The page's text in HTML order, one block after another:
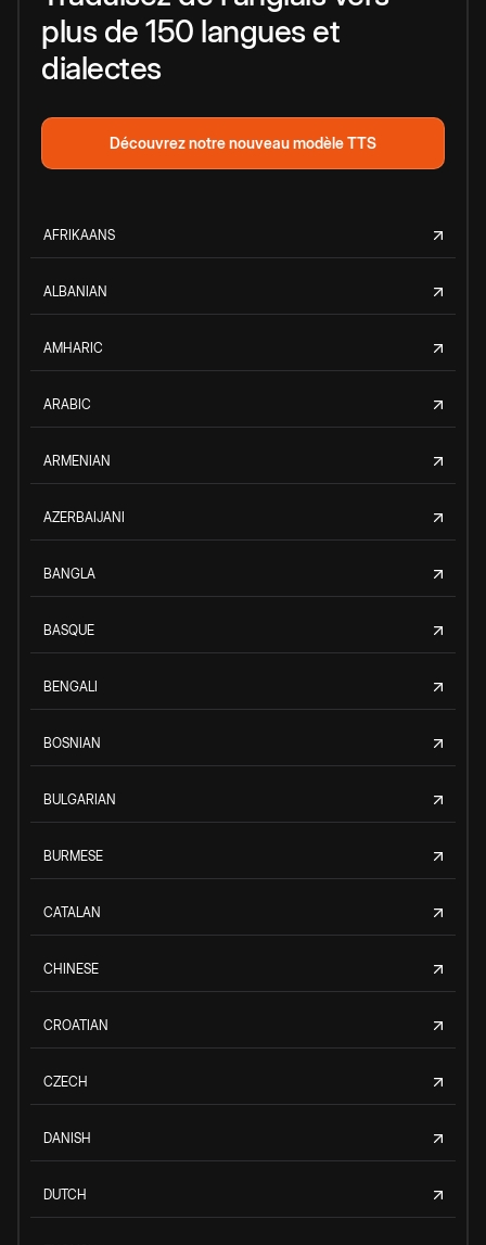
plus de 150 langues et
dialectes
Découvrez notre nouveau modèle TTS
AFRIKAANS
ALBANIAN
AMHARIC
ARABIC
ARMENIAN
AZERBAIJANI
BANGLA
BASQUE
BENGALI
BOSNIAN
BULGARIAN
BURMESE
CATALAN
CHINESE
CROATIAN
CZECH
DANISH
DUTCH